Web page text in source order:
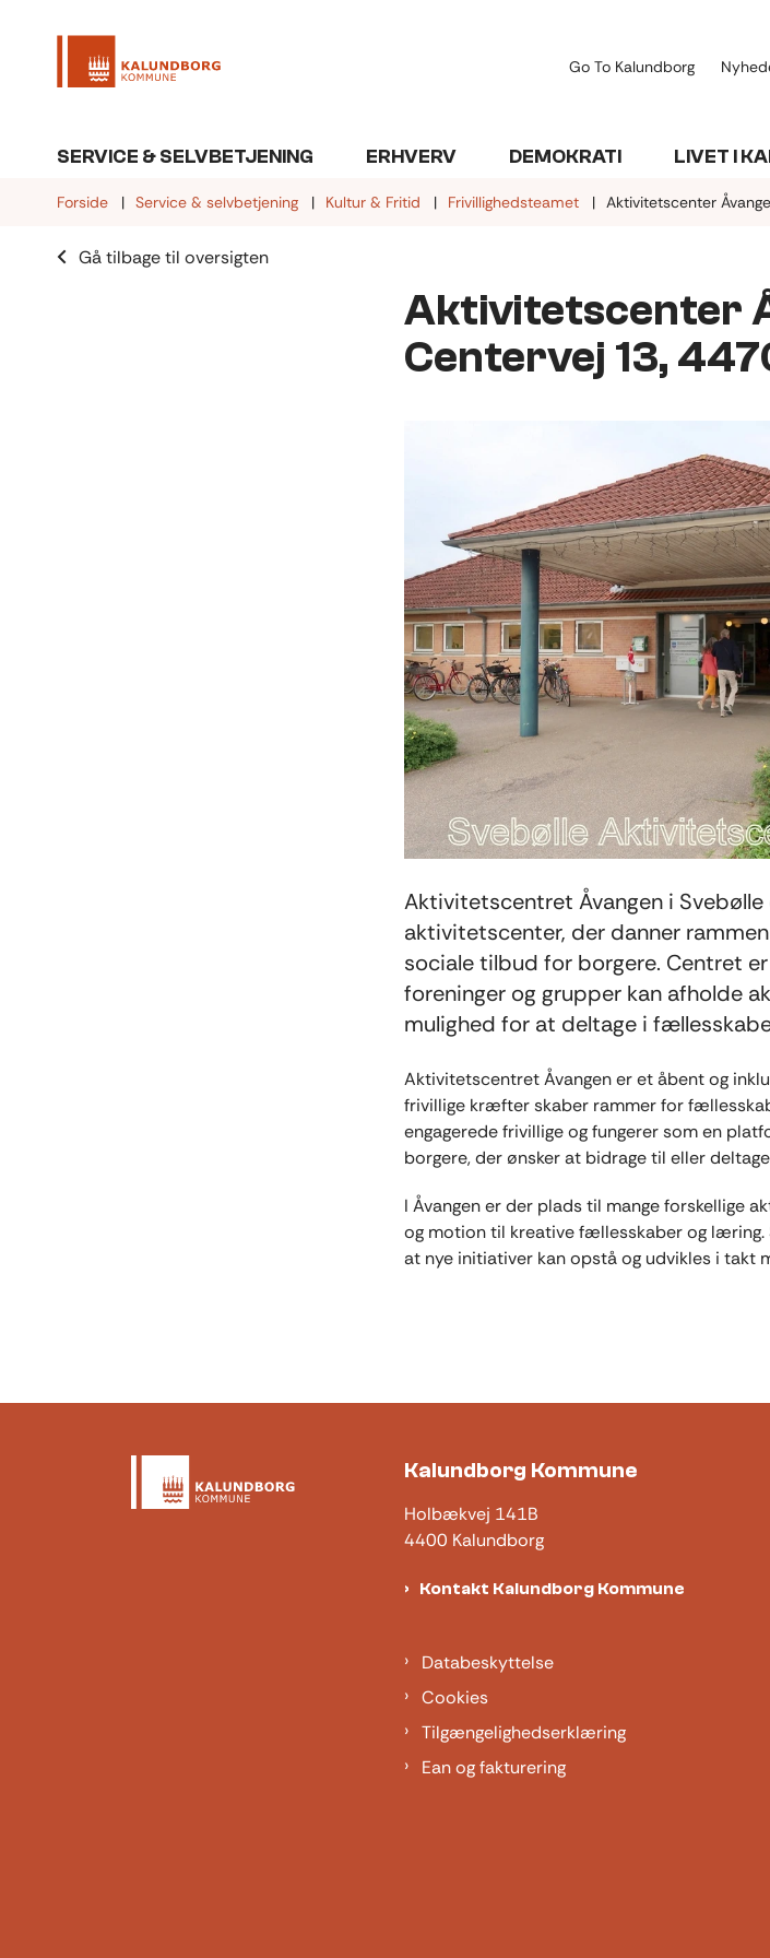
Go To Kalundborg
SERVICE & SELVBETJENING ERHVERV DEMOKRATI LIVET I
Forside Service & selvbetjening Kultur & Fritid Frivillighedsteamet Aktivitetscenter
Gå tilbage til oversigten
Aktivitetscenter
Centervej 13,
Aktivitetscentret Åvangen i
aktivitetscenter, der danner
sociale tilbud for borgere. Centret
foreninger og grupper kan afholde
mulighed for at deltage i
Aktivitetscentret Åvangen er et åbent og
frivillige kræfter skaber rammer for
engagerede frivillige og fungerer som en
borgere, der ønsker at bidrage til eller
I Åvangen er der plads til mange forskellige
og motion til kreative fællesskaber og læring.
at nye initiativer kan opstå og udvikles i takt
Kalundborg Kommune
Holbækvej 141B
4400 Kalundborg
Kontakt Kalundborg Kommune
Databeskyttelse
Cookies
Tilgængelighedserklæring
Ean og fakturering